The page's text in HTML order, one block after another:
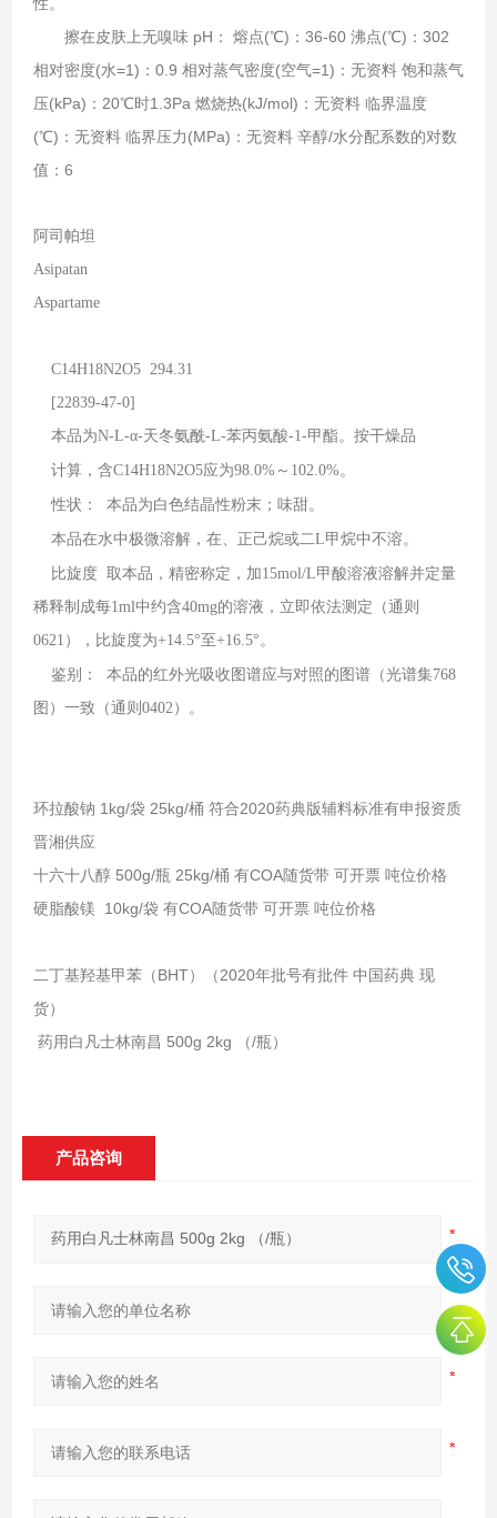
擦在皮肤上无嗅味 pH： 熔点(℃)：36-60 沸点(℃)：302
相对密度(水=1)：0.9 相对蒸气密度(空气=1)：无资料 饱和蒸气
压(kPa)：20℃时1.3Pa 燃烧热(kJ/mol)：无资料 临界温度
(℃)：无资料 临界压力(MPa)：无资料 辛醇/水分配系数的对数
值：6
阿司帕坦
Asipatan
Aspartame
C14H18N2O5 294.31
[22839-47-0]
本品为N-L-α-天冬氨酰-L-苯丙氨酸-1-甲酯。按干燥品
计算，含C14H18N2O5应为98.0% ～ 102.0% 。
性状： 本品为白色结晶性粉末；味甜。
本品在水中极微溶解，在、正己烷或二L甲烷中不溶。
比旋度 取本品，精密称定，加15mol/L甲酸溶液溶解并定量
稀释制成每1ml中约含40mg的溶液，立即依法测定（通则
0621 ），比旋度为+14.5°至+16.5° 。
鉴别： 本品的红外光吸收图谱应与对照的图谱（光谱集768
图）一致（通则 0402 ）。
环拉酸钠 1kg/袋 25kg/桶 符合2020药典版辅料标准有申报资质
晋湘供应
十六十八醇 500g/瓶 25kg/桶 有COA随货带 可开票 吨位价格
硬脂酸镁 10kg/袋 有COA随货带 可开票 吨位价格
二丁基羟基甲苯（BHT）（2020年批号有批件 中国药典 现
货）
药用白凡士林南昌 500g 2kg （/瓶）
产品咨询